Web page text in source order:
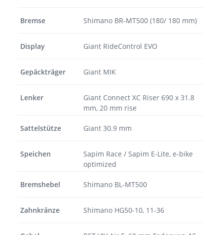
Bremse Shimano BR-MT500 (180/ 180 mm)
Display Giant RideControl EVO
Gepäckträger Giant MIK
Lenker
Giant Connect XC Riser 690 x 31.8
mm, 20 mm rise
Sattelstütze Giant 30.9 mm
Speichen
Sapim Race / Sapim E-Lite, e-bike
optimized
Bremshebel Shimano BL-MT500
Zahnkränze Shimano HG50-10, 11-36